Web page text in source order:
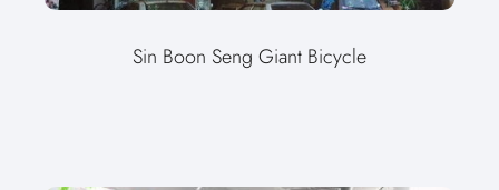
Sin Boon Seng Giant Bicycle